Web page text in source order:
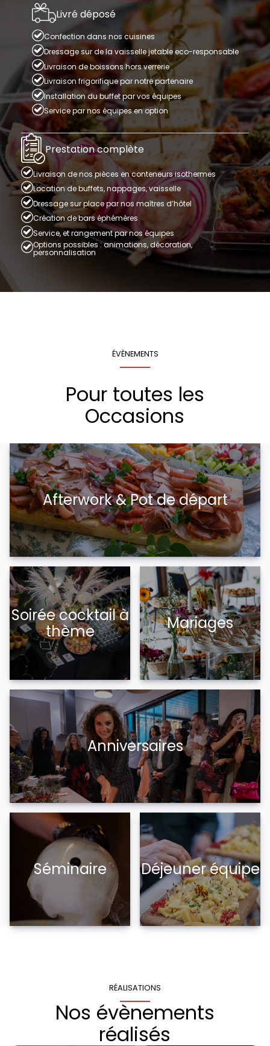
Livré déposé
Confection dans nos cuisines
Dressage sur de la vaisselle jetable eco-responsable
Livraison de boissons hors verrerie
Livraison frigorifique par notre partenaire
Installation du buffet par vos équipes
Service par nos équipes en option
Prestation complète
Livraison de nos pièces en conteneurs isothermes
Location de buffets, nappages, vaisselle
Dressage sur place par nos maîtres d’hôtel
Création de bars éphémères
Service, et rangement par nos équipes
Options possibles : animations, décoration,
personnalisation
ÉVÈNEMENTS
Pour toutes les
Occasions
Afterwork & Pot de départ
Soirée cocktail à
thème
Mariages
Anniversaires
Séminaire Déjeuner équipe
RÉALISATIONS
Nos évènements
réalisés